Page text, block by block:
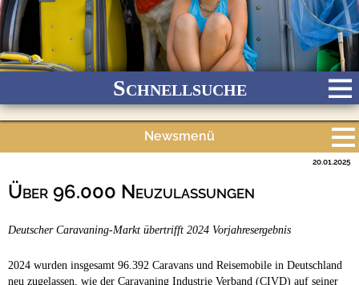
Schnellsuche
Ganzjährig geöffnet
Hundefreundliche Campingplätze
Newsmenü
Campingplätze
Camping & Caravan
Touristik
Über 96.000 Neuzulassungen
20.01.2025
Deutscher Caravaning-Markt übertrifft 2024 Vorjahresergebnis
2024 wurden insgesamt 96.392 Caravans und Reisemobile in Deutschland
neu zugelassen, wie der Caravaning Industrie Verband (CIVD) auf seiner